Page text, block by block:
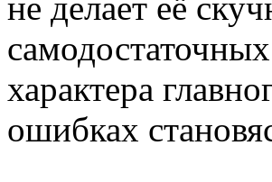
не делает её
характера
ошибках